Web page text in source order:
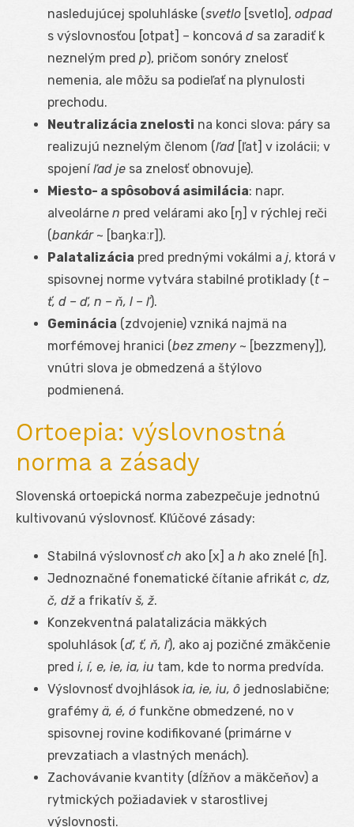
nasledujúcej spoluhláske (svetlo [svetlo], odpad
s výslovnosťou [otpat] – koncová d sa zaradiť k
neznelým pred p), pričom sonóry znelosť
nemenia, ale môžu sa podieľať na plynulosti
prechodu.
Neutralizácia znelosti na konci slova: páry sa
realizujú neznelým členom (ľad [ľat] v izolácii; v
spojeníľad je sa znelosť obnovuje).
Miesto- a spôsobová asimilácia: napr.
alveolárne n pred velárami ako [ŋ] v rýchlej reči
(bankár~ [baŋkaːr]).
Palatalizácia pred prednými vokálmi a j, ktorá v
spisovnej norme vytvára stabilné protiklady (t –
ť, d – ď, n – ň, l – ľ).
Geminácia (zdvojenie) vzniká najmä na
morfémovej hranici (bez zmeny ~ [bezzmeny]),
vnútri slova je obmedzená a štýlovo
podmienená.
Ortoepia: výslovnostná
norma a zásady
Slovenská ortoepická norma zabezpečuje jednotnú
kultivovanú výslovnosť. Kľúčové zásady:
Stabilná výslovnosťch ako [x] a h ako znelé [ɦ].
Jednoznačné fonematické čítanie afrikát c, dz,
č, dž a frikatív š, ž.
Konzekventná palatalizácia mäkkých
spoluhlások (ď, ť, ň, ľ), ako aj pozičné zmäkčenie
pred i, í, e, ie, ia, iu tam, kde to norma predvída.
Výslovnosť dvojhlások ia, ie, iu, ô jednoslabične;
grafémy ä, é, ó funkčne obmedzené, no v
spisovnej rovine kodifikované (primárne v
prevzatiach a vlastných menách).
Zachovávanie kvantity (dĺžňov a mäkčeňov) a
rytmických požiadaviek v starostlivej
výslovnosti.